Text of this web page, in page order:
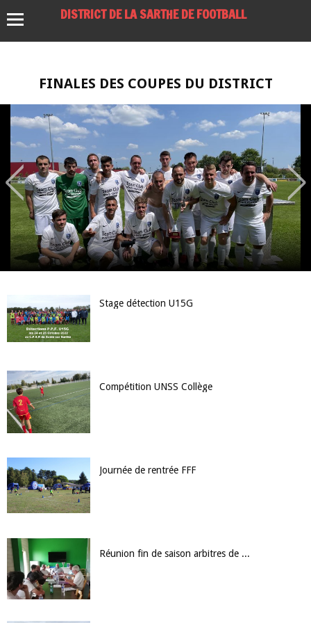
DISTRICT DE LA SARTHE DE FOOTBALL
FINALES DES COUPES DU DISTRICT
Stage détection U15G
Compétition UNSS Collège
Journée de rentrée FFF
Réunion fin de saison arbitres de District